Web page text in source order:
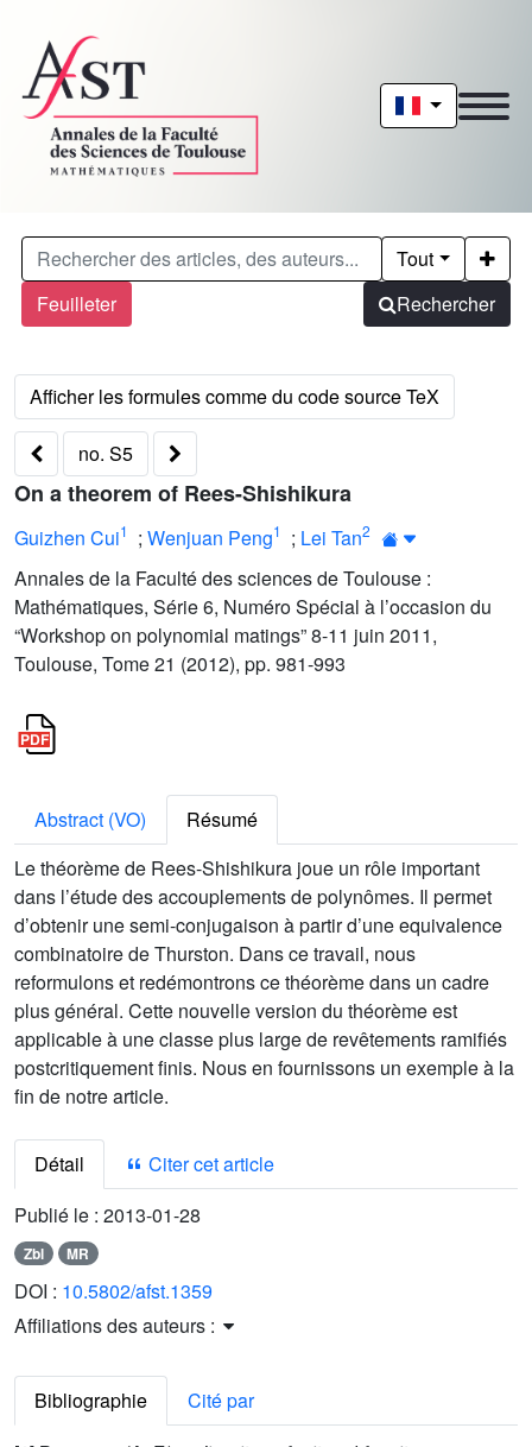
Feuilleter
Tout
Rechercher
no. S5
On a theorem of Rees-Shishikura
Guizhen Cui1 ; Wenjuan Peng1 ; Lei Tan2
Annales de la Faculté des sciences de Toulouse :
Mathématiques, Série 6, Numéro Spécial à l’occasion du
“Workshop on polynomial matings” 8-11 juin 2011,
Toulouse, Tome 21 (2012), pp. 981-993
Abstract (VO)
Résumé
Le théorème de Rees-Shishikura joue un rôle important
dans l’étude des accouplements de polynômes. Il permet
d’obtenir une semi-conjugaison à partir d’une equivalence
combinatoire de Thurston. Dans ce travail, nous
reformulons et redémontrons ce théorème dans un cadre
plus général. Cette nouvelle version du théorème est
applicable à une classe plus large de revêtements ramifiés
postcritiquement finis. Nous en fournissons un exemple à la
fin de notre article.
Détail
Citer cet article
Publié le : 2013-01-28
Zbl MR
DOI : 10.5802/afst.1359
Affiliations des auteurs :
Bibliographie
Cité par